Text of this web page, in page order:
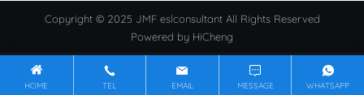
Copyright © 2025 JMF eslconsultant All Rights Reserved
Powered by HiCheng
HOME TEL EMAIL MESSAGE WHATSAPP